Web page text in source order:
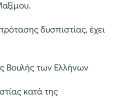
δυσπιστίας, έχει
Βουλής των Ελλήνων
κατά της